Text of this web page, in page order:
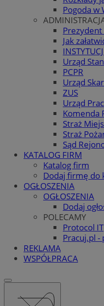
Pogoda w
Jak
Urząd
PCPR
Urząd
ZUS
Urząd
Komenda
Straż
Straż
Sąd
KATALOG FIRM
Katalog firm
Dodaj firmę do
OGŁOSZENIA
OGŁOSZENIA
Dodaj
POLECAMY
Protocol IT
Pracuj.pl -
REKLAMA
WSPÓŁPRACA